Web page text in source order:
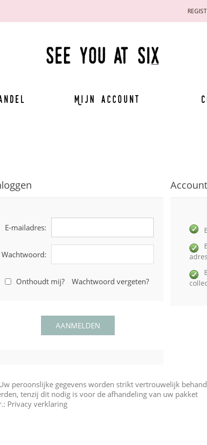
Mijn account
E-mailadres:
Wachtwoord:
Onthoudt mij? Wachtwoord vergeten?
peroonslijke gegevens worden strikt vertrouwelijk
tenzij dit nodig is voor de afhandeling van uw pakket
Privacy verklaring